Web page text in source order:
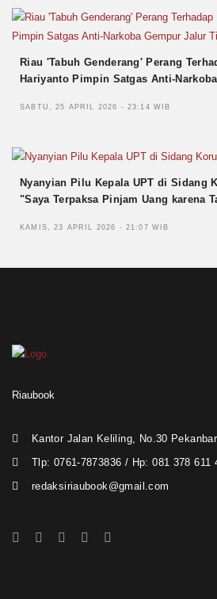
Riau 'Tabuh Genderang' Perang
Hariyanto Pimpin Satgas Anti-
SABTU, 25 APRIL 2026 - 23:14 WIB
Nyanyian Pilu Kepala UPT di Sidang
"Saya Terpaksa Pinjam Uang karena
KAMIS, 23 APRIL 2026 - 21:07 WIB
Riaubook
Kantor Jalan Keliling, No.30
Tlp: 0761-7873836 / Hp: 081 378 611
redaksiriaubook@gmail.com